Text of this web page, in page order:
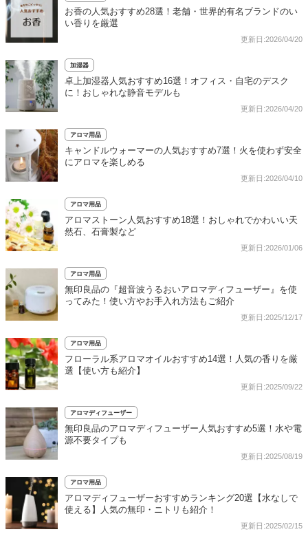
お香の人気おすすめ28選！老舗・世界的有名ブランドのい
い香りを厳選
更新日:2026/04/20
加湿器
卓上加湿器人気おすすめ16選！オフィス・自宅のデスク
に！おしゃれな静音モデルも
更新日:2026/04/20
アロマ用品
キャンドルウォーマーの人気おすすめ7選！火を使わず安全
にアロマを楽しめる
更新日:2026/04/10
アロマ用品
アロマストーン人気おすすめ18選！おしゃれでかわいい天
然石、石膏製など
更新日:2026/01/06
アロマ用品
無印良品の『超音波うるおいアロマディフューザー』を使
ってみた！使い方やお手入れ方法もご紹介
更新日:2025/12/17
アロマ用品
フローラル系アロマオイルおすすめ14選！人気の香りを厳
選【使い方も紹介】
更新日:2025/09/22
アロマディフューザー
無印良品のアロマディフューザー人気おすすめ5選！水や電
源不要タイプも
更新日:2025/08/19
アロマ用品
アロマディフューザーおすすめランキング20選【水なしで
使える】人気の無印・ニトリも紹介！
更新日:2025/02/15